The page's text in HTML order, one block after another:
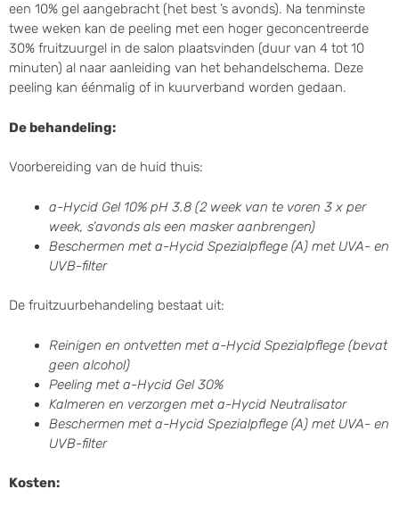
een 10% gel aangebracht (het best ’s avonds). Na tenminste
twee weken kan de peeling met een hoger geconcentreerde
30% fruitzuurgel in de salon plaatsvinden (duur van 4 tot 10
minuten) al naar aanleiding van het behandelschema. Deze
peeling kan éénmalig of in kuurverband worden gedaan.
De behandeling:
Voorbereiding van de huid thuis:
a-Hycid Gel 10% pH 3.8 (2 week van te voren 3 x per
week, s’avonds als een masker aanbrengen)
Beschermen met a-Hycid Spezialpflege (A) met UVA- en
UVB-filter
De fruitzuurbehandeling bestaat uit:
Reinigen en ontvetten met a-Hycid Spezialpflege (bevat
geen alcohol)
Peeling met a-Hycid Gel 30%
Kalmeren en verzorgen met a-Hycid Neutralisator
Beschermen met a-Hycid Spezialpflege (A) met UVA- en
UVB-filter
Kosten: